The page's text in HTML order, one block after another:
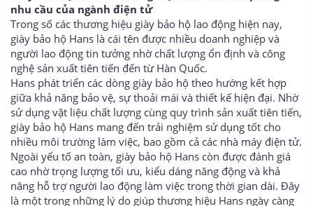
nhu cầu của ngành điện tử
Trong số các thương hiệu giày bảo hộ lao động hiện nay,
giày bảo hộ Hans là cái tên được nhiều doanh nghiệp và
người lao động tin tưởng nhờ chất lượng ổn định và công
nghệ sản xuất tiên tiến đến từ Hàn Quốc.
Hans phát triển các dòng giày bảo hộ theo hướng kết hợp
giữa khả năng bảo vệ, sự thoải mái và thiết kế hiện đại. Nhờ
sử dụng vật liệu chất lượng cùng quy trình sản xuất tiên tiến,
giày bảo hộ Hans mang đến trải nghiệm sử dụng tốt cho
nhiều môi trường làm việc, bao gồm cả các nhà máy điện tử.
Ngoài yếu tố an toàn, giày bảo hộ Hans còn được đánh giá
cao nhờ trọng lượng tối ưu, kiểu dáng năng động và khả
năng hỗ trợ người lao động làm việc trong thời gian dài. Đây
là một trong những lý do giúp thương hiệu Hans ngày càng